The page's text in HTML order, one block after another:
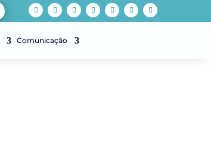
Comunicação